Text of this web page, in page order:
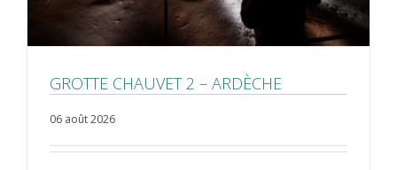
GROTTE CHAUVET 2 – ARDÈCHE
06 août 2026